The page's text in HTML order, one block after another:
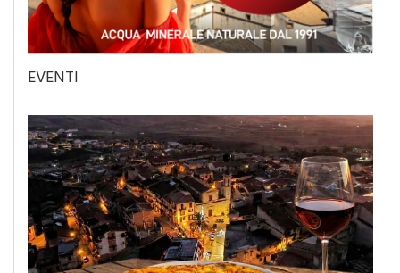
EVENTI